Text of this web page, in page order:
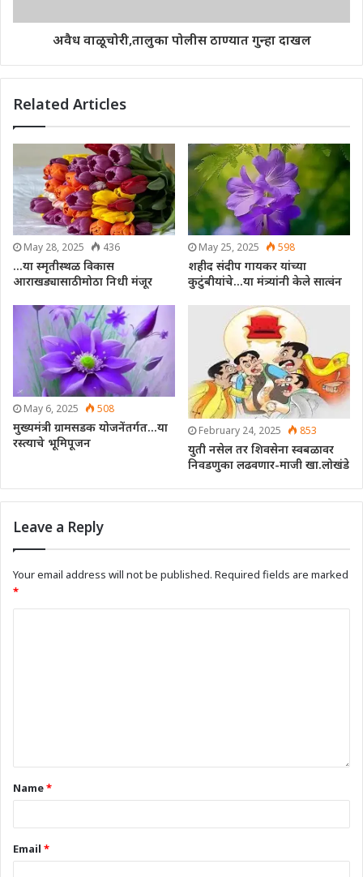
अवैध वाळूचोरी,तालुका पोलीस ठाण्यात गुन्हा दाखल
Related Articles
May 28, 2025 436
…या स्मृतीस्थळ विकास
आराखड्यासाठी मोठा निधी मंजूर
May 25, 2025 598
शहीद संदीप गायकर यांच्या
कुटुंबीयांचे…या मंत्र्यांनी केले सात्वंन
May 6, 2025 508
मुख्यमंत्री ग्रामसडक योजनेंतर्गत…या
रस्त्याचे भूमिपूजन
February 24, 2025 853
युती नसेल तर शिवसेना स्वबळावर
निवडणुका लढवणार-माजी खा.लोखंडे
Leave a Reply
Your email address will not be published. Required fields are marked
*
Name*
Email *